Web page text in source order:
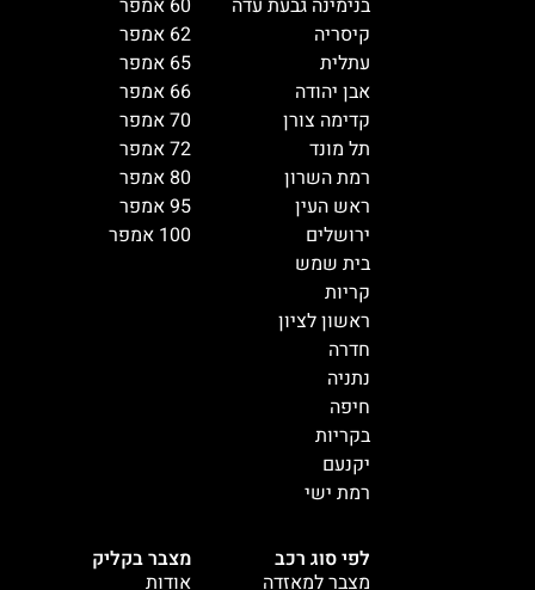
מצבר בקליק
אודות
לפי סוג רכב
מצבר למאזדה
60 אמפר
62 אמפר
65 אמפר
66 אמפר
70 אמפר
72 אמפר
80 אמפר
95 אמפר
100 אמפר
בנימינה גבעת עדה
קיסריה
עתלית
אבן יהודה
קדימה צורן
תל מונד
רמת השרון
ראש העין
ירושלים
בית שמש
קריות
ראשון לציון
חדרה
נתניה
חיפה
בקריות
יקנעם
רמת ישי